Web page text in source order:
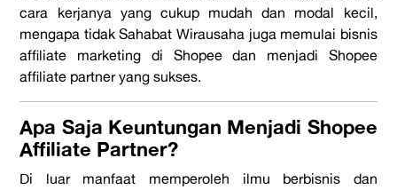
cara kerjanya yang cukup mudah dan modal kecil,
mengapa tidak Sahabat Wirausaha juga memulai bisnis
affiliate marketing di Shopeedan menjadi Shopee
affiliate partneryang sukses.
Apa Saja Keuntungan Menjadi Shopee
Affiliate Partner?
Di luar manfaat memperoleh ilmu berbisnis dan